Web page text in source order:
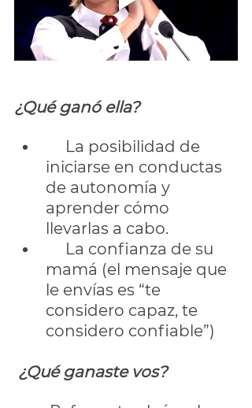
¿Qué ganó ella?
iniciarse en conductas
de autonomía y
aprender cómo
llevarlas a cabo.
mamá (el mensaje que
le envías es “te
considero capaz, te
considero confiable”)
¿Qué ganaste vos?